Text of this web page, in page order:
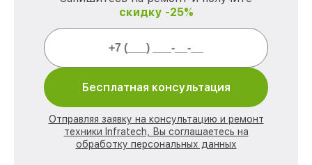
скидку -25%
Бесплатная консультация
Отправляя заявку на консультацию и ремонт
техники Infratech, Вы соглашаетесь на
обработку персональных данных